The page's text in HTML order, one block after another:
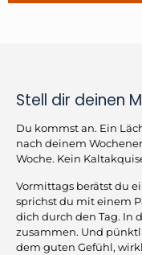
Stell dir deinen
Du kommst an. Ein
nach deinem
Woche. Kein
Vormittags berätst du
sprichst du mit einem
dich durch den Tag. In
zusammen. Und
dem guten Gefühl,